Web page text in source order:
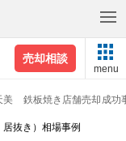
売却相談
menu
美 鉄板焼き店舗売却成功
抜き）相場事例